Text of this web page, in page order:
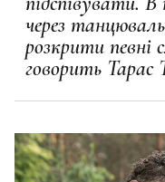
через
розкрити певні
говорить Тарас